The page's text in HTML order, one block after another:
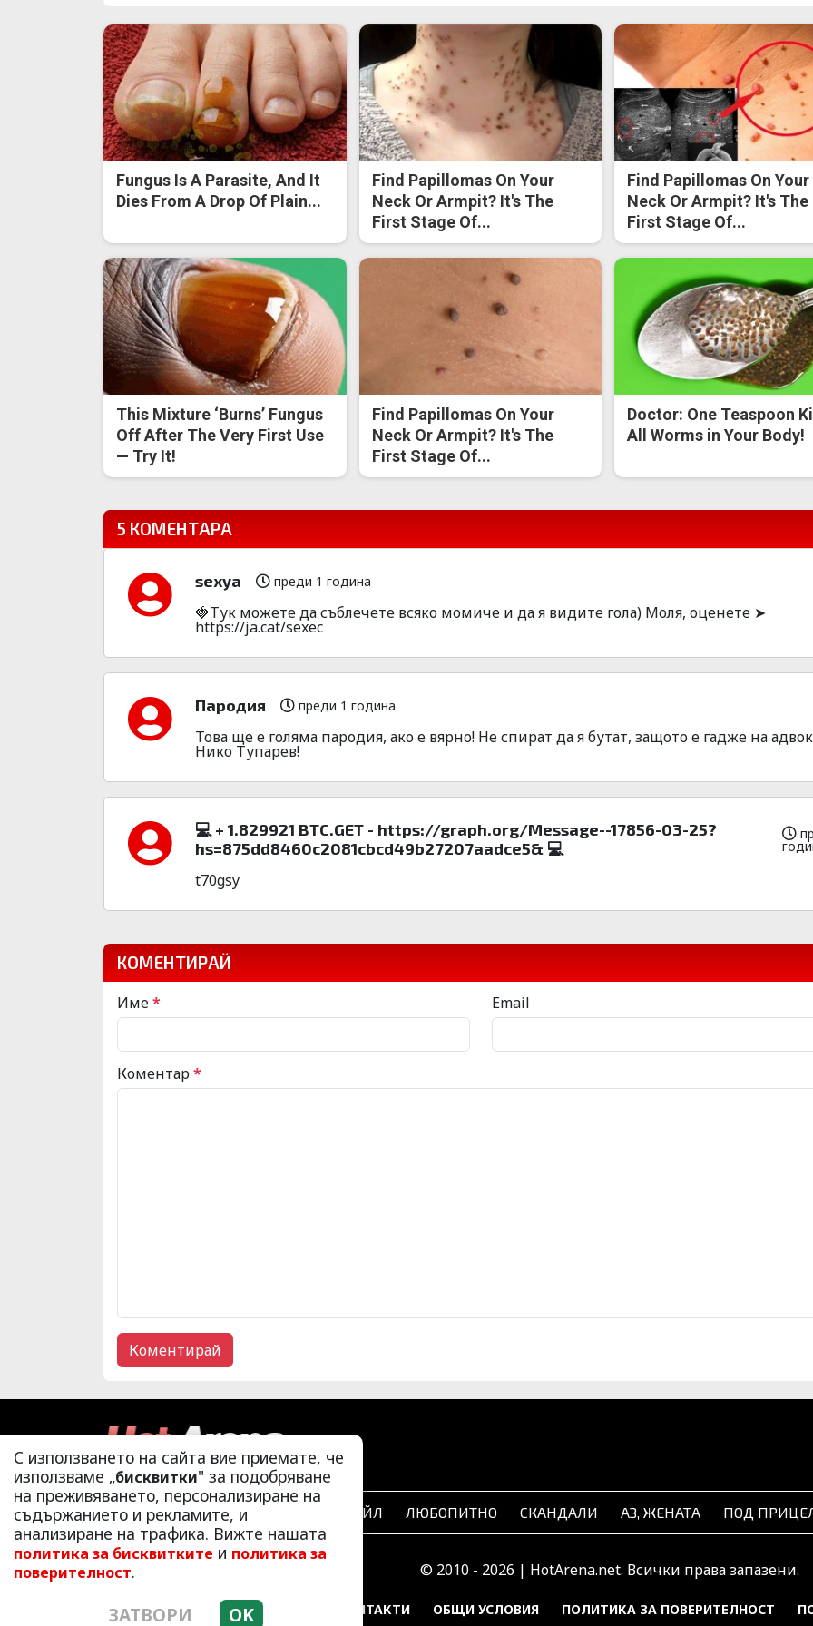
Fungus Is A Parasite, And It
Dies From A Drop Of Plain...
Find Papillomas On Your
Neck Or Armpit? It's The
First Stage Of...
Find Papillomas On Your
Neck Or Armpit? It's The
First Stage Of...
This Mixture ‘Burns’ Fungus
Off After The Very First Use
— Try It!
Find Papillomas On Your
Neck Or Armpit? It's The
First Stage Of...
Doctor: One Teaspoon
All Worms in Your Body!
5 КОМЕНТАРА
sexya преди 1 година
🍓Тук можете да съблечете всяко момиче и да я видите гола) Моля, оценете ➤
https://ja.cat/sexec
Пародия преди 1 година
Това ще е голяма пародия, ако е вярно! Не спират да я бутат, защото е гадже на
Нико Тупарев!
💻 + 1.829921 BTC.GET - https://graph.org/Message--17856-03-25?
hs=875dd8460c2081cbcd49b27207aadce5& 💻
t70gsy
КОМЕНТИРАЙ
Име* Email
Коментар*
С използването на сайта вие приемате, че
използваме „бисквитки" за подобряване
на преживяването, персонализиране на
съдържанието и рекламите, и
анализиране на трафика. Вижте нашата
политика за бисквитките и политика за
поверителност.
ЗАТВОРИ OK
ЛАЙФСТАЙЛ ЛЮБОПИТНО СКАНДАЛИ АЗ, ЖЕНАТА ПОД
© 2010 - 2026 | HotArena.net. Всички права запазени.
РЕКЛАМА КОНТАКТИ ОБЩИ УСЛОВИЯ ПОЛИТИКА ЗА ПОВЕРИТЕЛНОСТ